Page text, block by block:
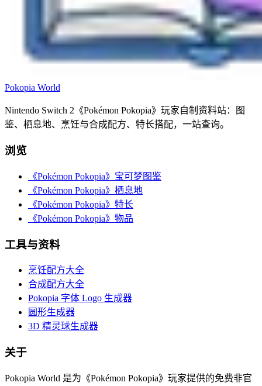
Pokopia World
Nintendo Switch 2《Pokémon Pokopia》玩家自制资料站：图
鉴、栖息地、烹饪与合成配方、特长搭配，一站查询。
浏览
《Pokémon Pokopia》宝可梦图鉴
《Pokémon Pokopia》栖息地
《Pokémon Pokopia》特长
《Pokémon Pokopia》物品
工具与资料
烹饪配方大全
合成配方大全
Pokopia 字体 Logo 生成器
圆形生成器
3D 精灵球生成器
关于
Pokopia World 是为《Pokémon Pokopia》玩家提供的免费非官